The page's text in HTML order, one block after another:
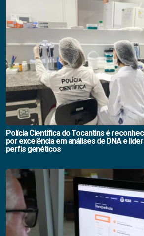
Polícia Científica do Tocantins é
por excelência em análises de DNA e
perfis genéticos